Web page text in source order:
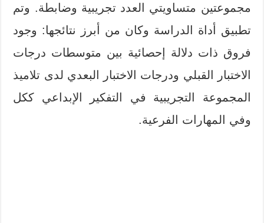
مجموعتين متساويتي العدد تجريبية وضابطة. وتم
تطبيق أداة الدراسة وكان من أبرز نتائجها: وجود
فروق ذات دلالة إحصائية بين متوسطات درجات
الاختبار القبلي ودرجات الاختبار البعدي لدى تلاميذ
المجموعة التجريبية في التفكير الإبداعي ككل
وفي المهارات الفرعية.